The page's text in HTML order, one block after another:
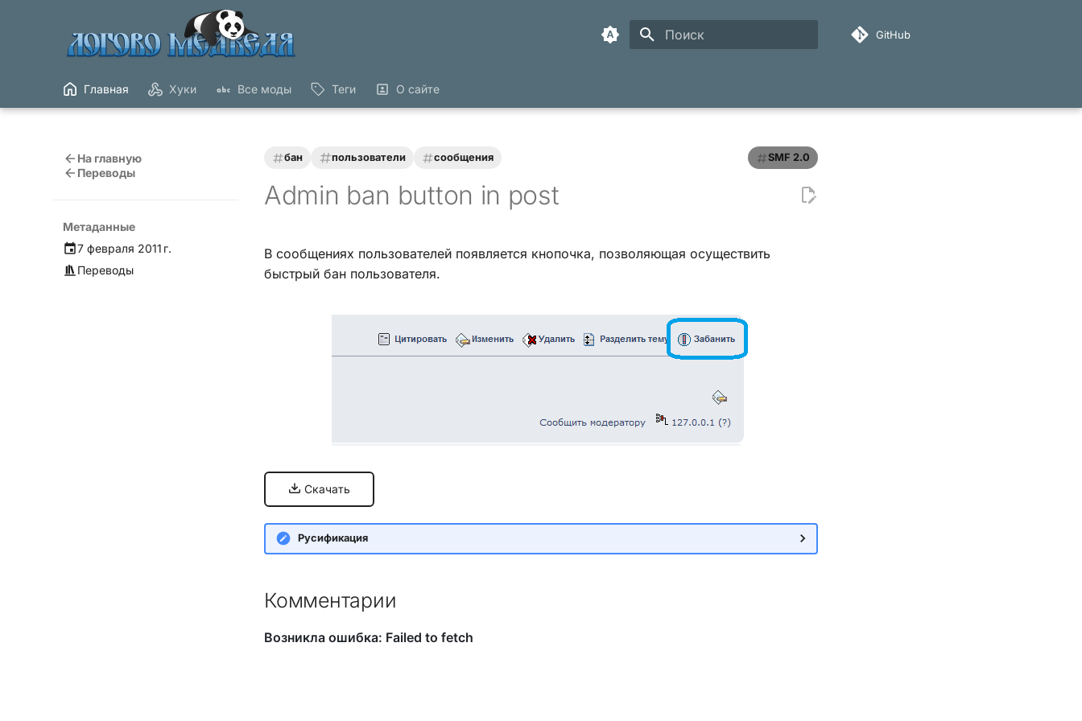
GitHub
Главная Хуки Все моды Теги О сайте
На главную
Переводы
Метаданные
7 февраля 2011 г.
Переводы
SMF 2.0
бан пользователи сообщения
Admin ban button in post
В сообщениях пользователей появляется кнопочка, позволяющая осуществить
быстрый бан пользователя.
Скачать
Русификация
Комментарии